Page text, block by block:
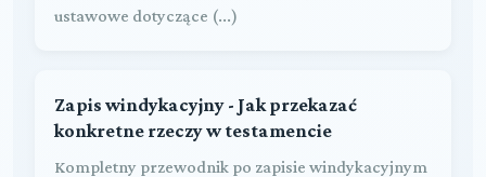
ustawowe dotyczące (...)
Zapis windykacyjny - Jak przekazać
konkretne rzeczy w testamencie
Kompletny przewodnik po zapisie windykacyjnym